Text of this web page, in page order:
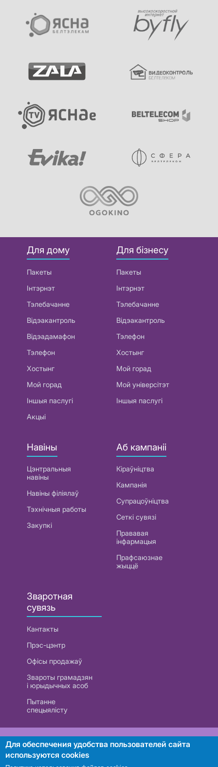
Для дому
Пакеты
Інтэрнэт
Тэлебачанне
Відэакантроль
Відэадамафон
Тэлефон
Хостынг
Мой горад
Іншыя паслугі
Акцыі
Для бізнесу
Пакеты
Інтэрнэт
Тэлебачанне
Відэакантроль
Тэлефон
Хостынг
Мой горад
Мой універсітэт
Іншыя паслугі
Навіны
Цэнтральныя
навіны
Навіны філіялаў
Тэхнічныя работы
Закупкі
Аб кампаніі
Кіраўніцтва
Кампанія
Супрацоўніцтва
Сеткі сувязі
Прававая
інфармацыя
Прафсаюзнае
жыццё
Зваротная
сувязь
Кантакты
Прэс-цэнтр
Офісы продажаў
Звароты грамадзян
і юрыдычных асоб
Пытанне
спецыялісту
РУП «Белтэлекам». УНП 101007741
Для обеспечения удобства пользователей сайта
используются cookies